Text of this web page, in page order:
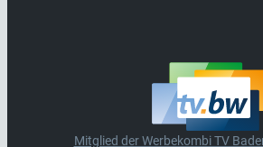
Mitglied der Werbekombi TV